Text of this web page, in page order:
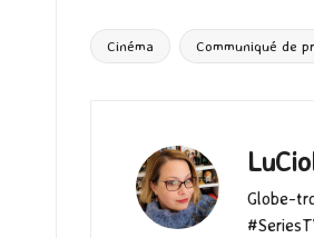
o
d
l
ky
Tags:
Cinéma Communiqué de
Globe-